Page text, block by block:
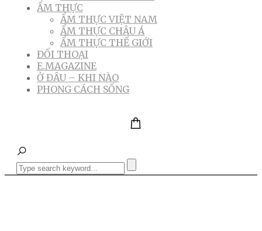
ẨM THỰC
ẨM THỰC VIỆT NAM
ẨM THỰC CHÂU Á
ẨM THỰC THẾ GIỚI
ĐỐI THOẠI
E.MAGAZINE
Ở ĐÂU – KHI NÀO
PHONG CÁCH SỐNG